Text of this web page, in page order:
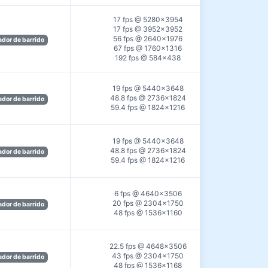
de barrido
17 fps @ 5280×3954
17 fps @ 3952×3952
56 fps @ 2640×1976
67 fps @ 1760×1316
192 fps @ 584×438
de barrido
19 fps @ 5440×3648
48.8 fps @ 2736×1824
59.4 fps @ 1824×1216
de barrido
19 fps @ 5440×3648
48.8 fps @ 2736×1824
59.4 fps @ 1824×1216
de barrido
6 fps @ 4640×3506
20 fps @ 2304×1750
48 fps @ 1536×1160
de barrido
22.5 fps @ 4648×3506
43 fps @ 2304×1750
48 fps @ 1536×1168